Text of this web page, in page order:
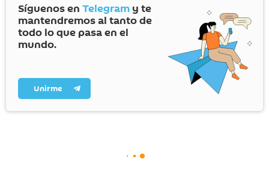
Síguenos en Telegram y te
mantendremos al tanto de
todo lo que pasa en el
mundo.
Unirme